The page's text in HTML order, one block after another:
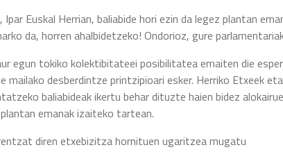
Ipar Euskal Herrian, baliabide hori ezin da legez plantan
da, horren ahalbidetzeko! Ondorioz, gure
egun tokiko kolektibitateei posibilitatea emaiten die
mailako desberdintze printzipioari esker. Herriko Etxeek
baliabideak ikertu behar dituzte haien bidez
emanak izaiteko tartean.
diren etxebizitza hornituen ugaritzea mugatu